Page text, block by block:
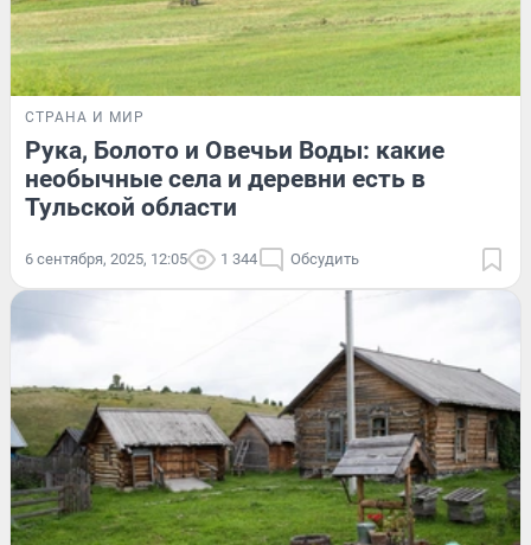
СТРАНА И МИР
Рука, Болото и Овечьи Воды: какие
необычные села и деревни есть в
Тульской области
6 сентября, 2025, 12:05 1 344 Обсудить